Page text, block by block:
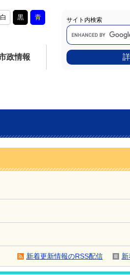
白 黒 青
政情報
サイト内検索
Google
カ
ス
タ
ム
検
新着更新情報のRSS配信